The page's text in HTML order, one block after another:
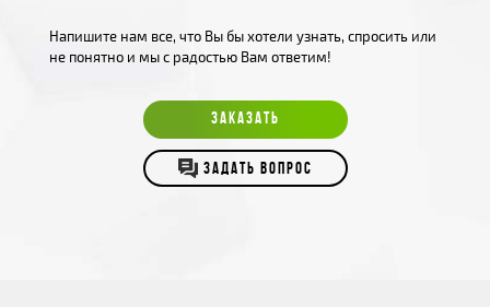
Напишите нам все, что Вы бы хотели узнать, спросить или
не понятно и мы с радостью Вам ответим!
ЗАКАЗАТЬ
ЗАДАТЬ ВОПРОС